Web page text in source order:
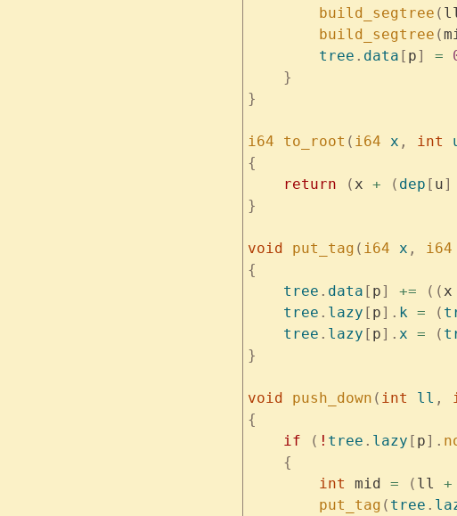
        build_segtree
(
        build_segtree
(
        tree
. data [ p] =
    }
}
i64 to_root ( i64 x , int
{
    return
( x + ( dep [ u]
}
void put_tag ( i64 x , i64
{
    tree
. data [ p] += (( x
    tree
. lazy [ p]. k = (
    tree
. lazy [ p]. x = (
}
void push_down ( int ll ,
{
    if
( ! tree . lazy [ p].
    {
        int
mid = ( ll +
        put_tag
( tree .